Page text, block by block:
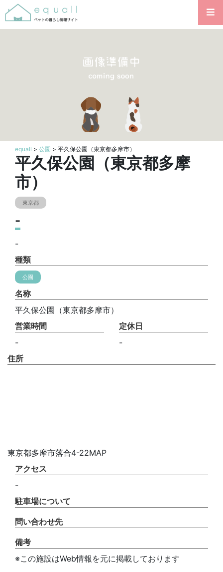
equall > 公園 > 平久保公園（東京都多摩市）
平久保公園（東京都多摩
市）
東京都
-
-
種類
公園
名称
平久保公園（東京都多摩市）
営業時間
-
定休日
-
住所
東京都多摩市落合4-22MAP
アクセス
-
駐車場について
問い合わせ先
備考
※この施設はWeb情報を元に掲載しております